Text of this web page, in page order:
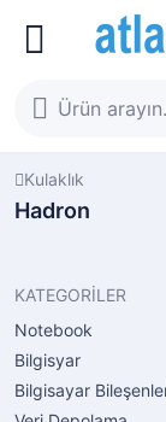
Kulaklık
Hadron
KATEGORİLER
Notebook
Bilgisyar
Bilgisayar